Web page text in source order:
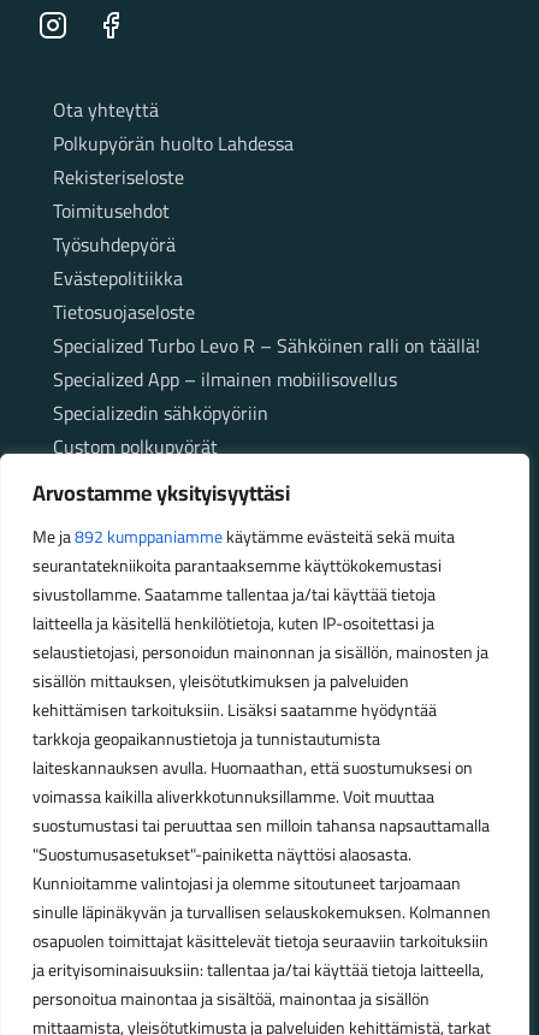
Arvostamme yksityisyyttäsi
Me ja892 kumppaniammekäytämme evästeitä sekä muita
seurantatekniikoita parantaaksemme käyttökokemustasi
sivustollamme. Saatamme tallentaa ja/tai käyttää tietoja
laitteella ja käsitellä henkilötietoja, kuten IP-osoitettasi ja
selaustietojasi, personoidun mainonnan ja sisällön, mainosten ja
sisällön mittauksen, yleisötutkimuksen ja palveluiden
kehittämisen tarkoituksiin. Lisäksi saatamme hyödyntää
tarkkoja geopaikannustietoja ja tunnistautumista
laiteskannauksen avulla. Huomaathan, että suostumuksesi on
voimassa kaikilla aliverkkotunnuksillamme. Voit muuttaa
suostumustasi tai peruuttaa sen milloin tahansa napsauttamalla
"Suostumusasetukset"-painiketta näyttösi alaosasta.
Kunnioitamme valintojasi ja olemme sitoutuneet tarjoamaan
sinulle läpinäkyvän ja turvallisen selauskokemuksen. Kolmannen
osapuolen toimittajat käsittelevät tietoja seuraaviin tarkoituksiin
ja erityisominaisuuksiin: tallentaa ja/tai käyttää tietoja laitteella,
personoitua mainontaa ja sisältöä, mainontaa ja sisällön
mittaamista, yleisötutkimusta ja palveluiden kehittämistä, tarkat
Instagram Facebook
SivutOta yhteyttä
Polkupyörän huolto Lahdessa
Rekisteriseloste
Toimitusehdot
Työsuhdepyörä
Evästepolitiikka
Tietosuojaseloste
Specialized Turbo Levo R – Sähköinen ralli on täällä!
Specialized App – ilmainen mobiilisovellus
Specializedin sähköpyöriin
Custom polkupyörät
Fatbikellä helppoa ja huoletonta etenemistä
maastossa
Aukioloajat
Talvikauden aukioloajat (1.10.2025 – 28.2.2026)
Ma-Pe 10-18
La 10-14
Kesäkauden aukioloajat (1.3.2026 – 30.9.2026)
Ma-Pe 10-18
La 9-15
Poikkeavat aukioloajat:
Pyhäinpäivä lauantai 31.10. – suljettu
© Lahden Polkupyörähuolto - 2026